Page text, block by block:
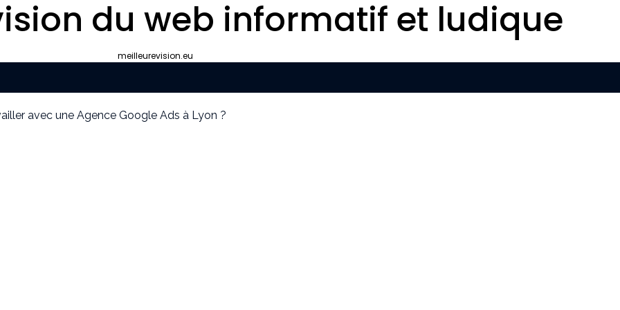
du web informatif et ludique
meilleurevision.eu
avec une Agence Google Ads à Lyon ?
de survie
idéal pour votre convention annuelle